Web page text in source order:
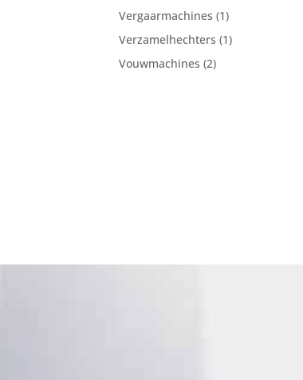
product
Vergaarmachines 11
product
Verzamelhechters 11
Vouwmachines 22